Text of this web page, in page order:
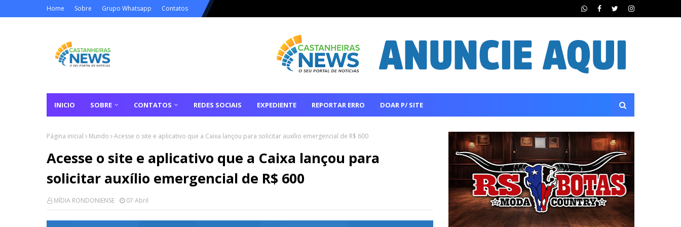
Home Sobre Grupo Whatsapp Contatos
INICIO SOBRE CONTATOS REDES SOCIAIS EXPEDIENTE REPORTAR ERRO DOAR P/ SITE
Página inicial Mundo Acesse o site e aplicativo que a Caixa lançou para solicitar auxílio emergencial de R$ 600
Acesse o site e aplicativo que a Caixa lançou para
solicitar auxílio emergencial de R$ 600
MÍDIA RONDONIENSE 07 Abril